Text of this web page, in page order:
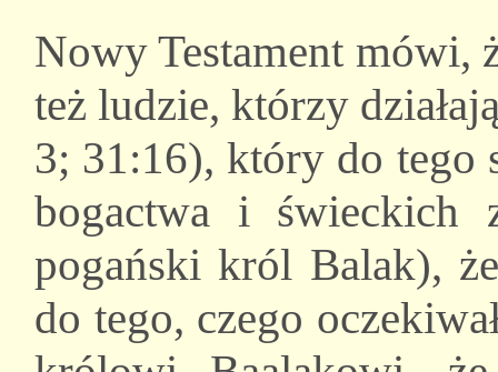
Nowy Testament mówi,
też ludzie, którzy
3; 31:16), który do tego
bogactwa i świeckich
pogański król Balak),
do tego, czego